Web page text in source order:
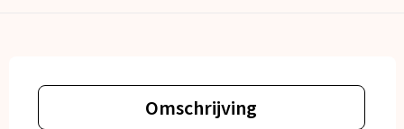
Omschrijving